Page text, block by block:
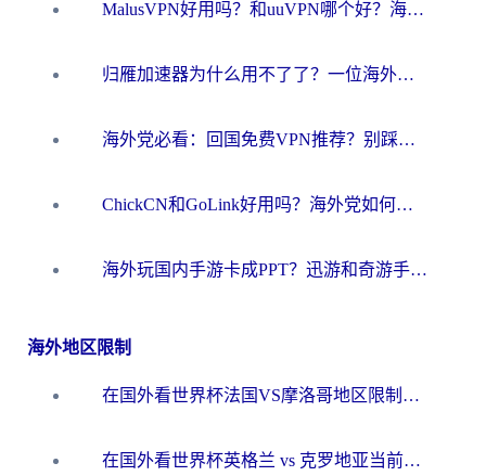
MalusVPN好用吗？和uuVPN哪个好？海外党无缝访问国内资源的真实对比与选择指南
归雁加速器为什么用不了了？一位海外游子的真实困惑与技术解答
海外党必看：回国免费VPN推荐？别踩坑！教你选对加速器无缝刷国内资源
ChickCN和GoLink好用吗？海外党如何选对回国加速器
海外玩国内手游卡成PPT？迅游和奇游手游哪个好？一篇讲透回国加速器怎么选
海外地区限制
在国外看世界杯法国VS摩洛哥地区限制？这篇指南让你流畅看中文解说无压力
在国外看世界杯英格兰 vs 克罗地亚当前地区不可播放？这篇指南帮你搞定所有海外观赛难题